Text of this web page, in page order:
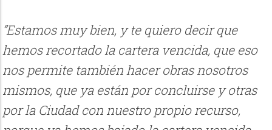
”Estamos muy bien, y te quiero decir que
hemos recortado la cartera vencida, que eso
nos permite también hacer obras nosotros
mismos, que ya están por concluirse y otras
por la Ciudad con nuestro propio recurso,